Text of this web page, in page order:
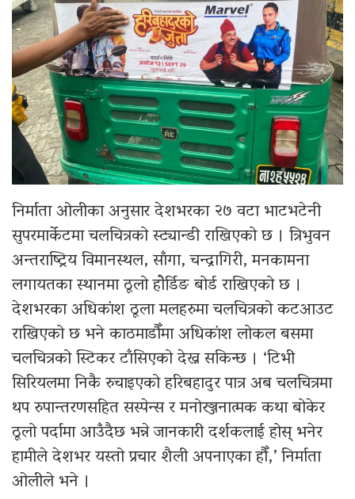
निर्माता ओलीका अनुसार देशभरका २७ वटा भाटभटेनी
सुपरमार्केटमा चलचित्रको स्ट्यान्डी राखिएको छ । त्रिभुवन
अन्तराष्ट्रिय विमानस्थल, साँगा, चन्द्रागिरी, मनकामना
लगायतका स्थानमा ठूलो होेर्डिङ बोर्ड राखिएको छ ।
देशभरका अधिकांश ठूला मलहरुमा चलचित्रको कटआउट
राखिएको छ भने काठमाडौँमा अधिकांश लोकल बसमा
चलचित्रको स्टिकर टाँसिएको देख्न सकिन्छ । ‘टिभी
सिरियलमा निकै रुचाइएको हरिबहादुर पात्र अब चलचित्रमा
थप रुपान्तरणसहित सस्पेन्स र मनोरञ्जनात्मक कथा बोकेर
ठूलो पर्दामा आउँदैछ भन्ने जानकारी दर्शकलाई होस् भनेर
हामीले देशभर यस्तो प्रचार शैली अपनाएका हौँ,’ निर्माता
ओलीले भने ।